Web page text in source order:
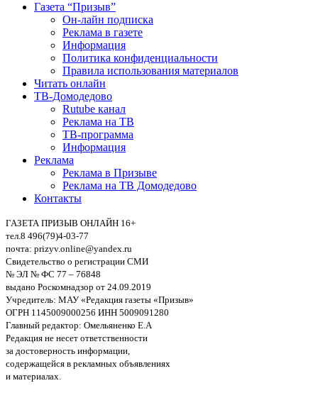
Газета “Призыв”
Он-лайн подписка
Реклама в газете
Информация
Политика конфиденциальности
Правила использования материалов
Читать онлайн
ТВ-Домодедово
Rutube канал
Реклама на ТВ
ТВ-программа
Информация
Реклама
Реклама в Призыве
Реклама на ТВ Домодедово
Контакты
ГАЗЕТА ПРИЗЫВ ОНЛАЙН 16+
тел.8 496(79)4-03-77
почта: prizyv.online@yandex.ru
Свидетельство о регистрации СМИ
№ ЭЛ № ФС 77 – 76848
выдано Роскомнадзор от 24.09.2019
Учредитель: МАУ «Редакция газеты «Призыв»
ОГРН 1145009000256 ИНН 5009091280
Главный редактор: Омельяненко Е.А
Редакция не несет ответственности
за достоверность информации,
содержащейся в рекламных объявлениях
и материалах.